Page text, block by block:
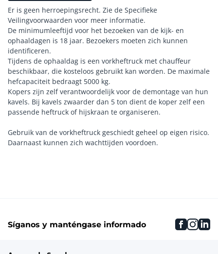
Er is geen herroepingsrecht. Zie de Specifieke
Veilingvoorwaarden voor meer informatie.
De minimumleeftijd voor het bezoeken van de kijk- en
ophaaldagen is 18 jaar. Bezoekers moeten zich kunnen
identificeren.
Tijdens de ophaaldag is een vorkheftruck met chauffeur
beschikbaar, die kosteloos gebruikt kan worden. De maximale
hefcapaciteit bedraagt 5000 kg.
Kopers zijn zelf verantwoordelijk voor de demontage van hun
kavels. Bij kavels zwaarder dan 5 ton dient de koper zelf een
passende heftruck of hijskraan te organiseren.
Gebruik van de vorkheftruck geschiedt geheel op eigen risico.
Síganos y manténgase informado